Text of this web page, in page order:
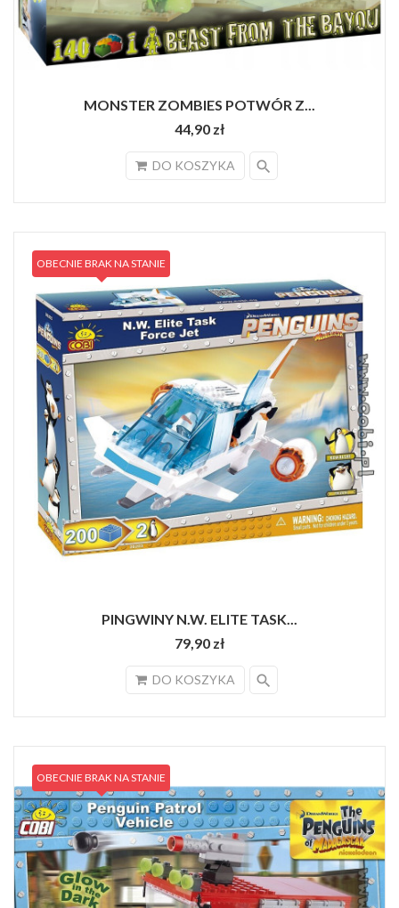
MONSTER ZOMBIES POTWÓR Z...
44,90 zł
DO KOSZYKA search
PINGWINY N.W. ELITE TASK...
79,90 zł
DO KOSZYKA search
OBECNIE BRAK NA STANIE
OBECNIE BRAK NA STANIE